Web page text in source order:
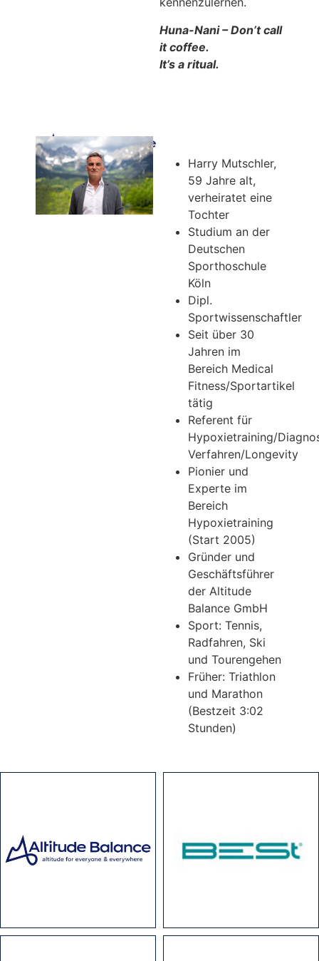
Huna-Nani – Don’t call
it coffee.
It’s a ritual.
Harry Mutschler,
59 Jahre alt,
verheiratet eine
Tochter
Studium an der
Deutschen
Sporthoschule
Köln
Dipl.
Sportwissenschaftler
Seit über 30
Jahren im
Bereich Medical
Fitness/Sportartikel
tätig
Referent für
Hypoxietraining/
Verfahren/Longevity
Pionier und
Experte im
Bereich
Hypoxietraining
(Start 2005)
Gründer und
Geschäftsführer
der Altitude
Balance GmbH
Sport: Tennis,
Radfahren, Ski
und Tourengehen
Früher: Triathlon
und Marathon
(Bestzeit 3:02
Stunden)